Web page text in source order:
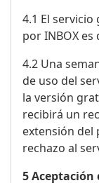
4.1 El
por INBOX
4.2 Una
de uso del
la versión
recibirá un
extensión del
rechazo al
5 Aceptación